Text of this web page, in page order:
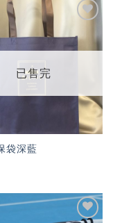
「願
望輕
已售完
袋深藍